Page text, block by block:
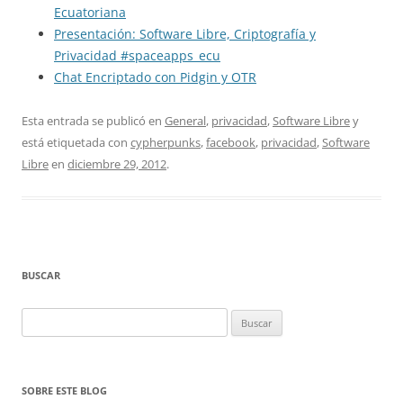
Ecuatoriana
Presentación: Software Libre, Criptografía y
Privacidad #spaceapps_ecu
Chat Encriptado con Pidgin y OTR
Esta entrada se publicó en General, privacidad,Software Librey
está etiquetada con cypherpunks,facebook, privacidad,Software
Libreen diciembre 29, 2012.
BUSCAR
SOBRE ESTE BLOG